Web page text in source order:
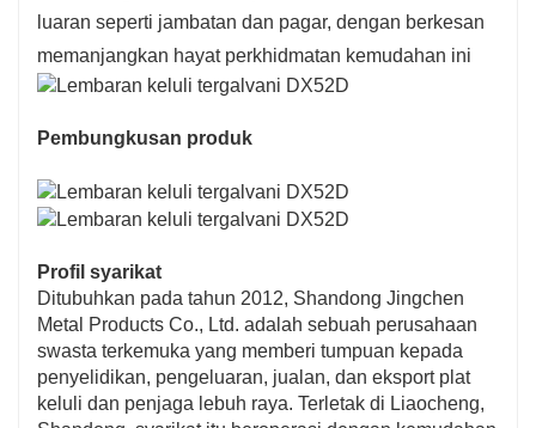
luaran seperti jambatan dan pagar, dengan berkesan
memanjangkan hayat perkhidmatan kemudahan ini
Pembungkusan produk
Profil syarikat
Ditubuhkan pada tahun 2012, Shandong Jingchen
Metal Products Co., Ltd. adalah sebuah perusahaan
swasta terkemuka yang memberi tumpuan kepada
penyelidikan, pengeluaran, jualan, dan eksport plat
keluli dan penjaga lebuh raya. Terletak di Liaocheng,